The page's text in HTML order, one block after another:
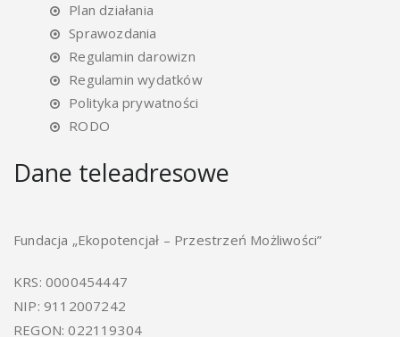
Plan działania
Sprawozdania
Regulamin darowizn
Regulamin wydatków
Polityka prywatności
RODO
Dane teleadresowe
Fundacja „Ekopotencjał – Przestrzeń Możliwości”
KRS: 0000454447
NIP: 9112007242
REGON: 022119304